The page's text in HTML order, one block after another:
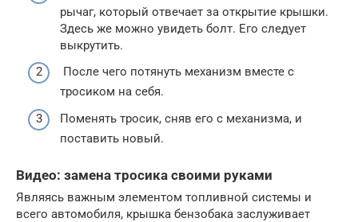
рычаг, который отвечает за открытие крышки.
Здесь же можно увидеть болт. Его следует
выкрутить.
После чего потянуть механизм вместе с
тросиком на себя.
Поменять тросик, сняв его с механизма, и
поставить новый.
Видео: замена тросика своими руками
Являясь важным элементом топливной системы и
всего автомобиля, крышка бензобака заслуживает